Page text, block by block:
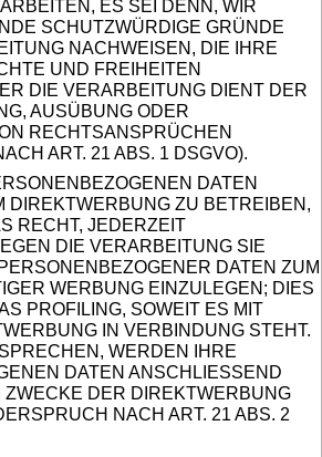
ES SEI DENN, WIR
SCHUTZWÜRDIGE GRÜNDE
NACHWEISEN, DIE IHRE
UND FREIHEITEN
DIE VERARBEITUNG DIENT DER
AUSÜBUNG ODER
RECHTSANSPRÜCHEN
ART. 21 ABS. 1 DSGVO).
DATEN
DIREKTWERBUNG ZU BETREIBEN,
RECHT, JEDERZEIT
DIE VERARBEITUNG SIE
DATEN ZUM
WERBUNG EINZULEGEN; DIES
PROFILING, SOWEIT ES MIT
IN VERBINDUNG STEHT.
WERDEN IHRE
DATEN ANSCHLIESSEND
ZWECKE DER DIREKTWERBUNG
NACH ART. 21 ABS. 2